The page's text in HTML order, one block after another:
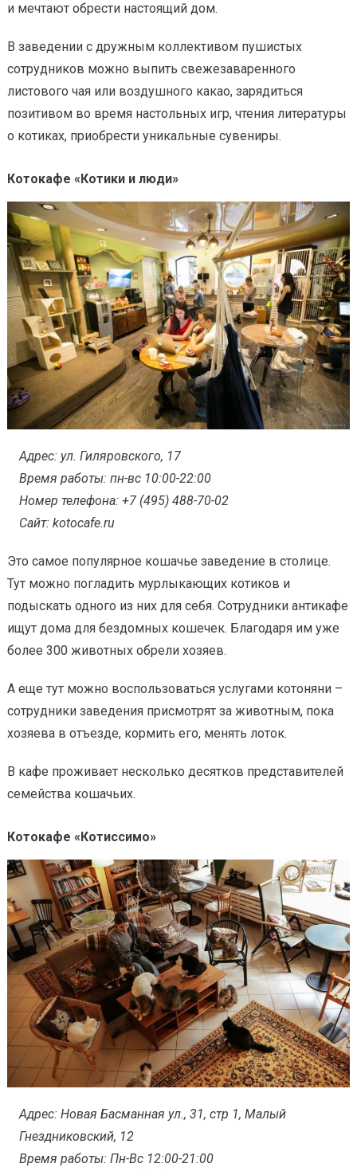
и мечтают обрести настоящий дом.
В заведении с дружным коллективом пушистых
сотрудников можно выпить свежезаваренного
листового чая или воздушного какао, зарядиться
позитивом во время настольных игр, чтения литературы
о котиках, приобрести уникальные сувениры.
Котокафе «Котики и люди»
Адрес: ул. Гиляровского, 17
Время работы: пн-вс 10:00-22:00
Номер телефона: +7 (495) 488-70-02
Сайт: kotocafe.ru
Это самое популярное кошачье заведение в столице.
Тут можно погладить мурлыкающих котиков и
подыскать одного из них для себя. Сотрудники антикафе
ищут дома для бездомных кошечек. Благодаря им уже
более 300 животных обрели хозяев.
А еще тут можно воспользоваться услугами котоняни –
сотрудники заведения присмотрят за животным, пока
хозяева в отъезде, кормить его, менять лоток.
В кафе проживает несколько десятков представителей
семейства кошачьих.
Котокафе «Котиссимо»
Адрес: Новая Басманная ул., 31, стр 1, Малый
Гнездниковский, 12
Время работы: Пн-Вс 12:00-21:00